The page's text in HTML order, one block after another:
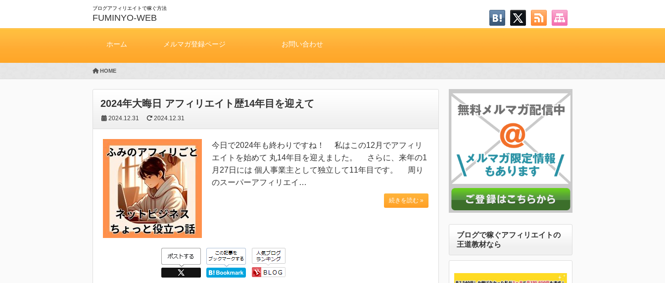
ブログアフィリエイトで稼ぐ方法
FUMINYO-WEB
ホーム メルマガ登録ページ お問い合わせ
HOME
2024年大晦日 アフィリエイト歴14年目を迎えて
2024.12.31 2024.12.31
今日で2024年も終わりですね！ 私はこの12月でアフィリ
エイトを始めて 丸14年目を迎えました。 さらに、来年の1
月27日には 個人事業主として独立して11年目です。 周り
のスーパーアフィリエイ…
続きを読む »
ブログで稼ぐアフィリエイトの
王道教材なら